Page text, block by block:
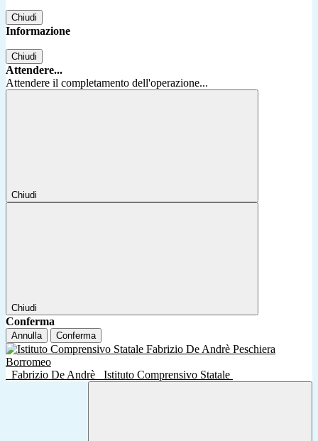
Chiudi
Informazione
Chiudi
Attendere...
Attendere il completamento dell'operazione...
Chiudi
Chiudi
Conferma
Annulla Conferma
Fabrizio De Andrè Istituto Comprensivo Statale